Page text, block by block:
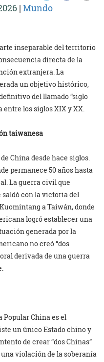
| Mundo
inseparable del territorio
directa de la
extranjera. La
un objetivo histórico,
del llamado “siglo
los siglos XIX y XX.
taiwanesa
China desde hace siglos.
permanece 50 años hasta
La guerra civil que
saldó con la victoria del
a Taiwán, donde
logró establecer una
generada por la
no creó “dos
derivada de una guerra
Popular China es el
un único Estado chino y
de crear “dos Chinas”
violación de la soberanía